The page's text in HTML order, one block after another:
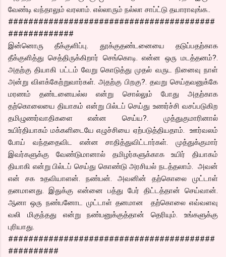
வேண்டி வந்தாலும் வரலாம். எல்லாரும் நல்லா சாப்ட்டு தயாராவுங்க..
#########################################
#############
இன்னொரு தீக்குளிப்பு. தூக்குதண்டனையை தடுப்பதற்காக
தீக்குளித்து செத்திருக்கிறார் செங்கொடி. என்ன ஒரு மடத்தனம்?.
அதற்கு தியாகி பட்டம் வேறு கொடுத்து முதல் வருட நினைவு நாள்
அன்று விளக்கேற்றுவார்கள். அதற்கு பிறகு?. தவறு செய்தவனுக்கே
மரணம் தண்டனையல்ல என்று சொல்லும் போது அதற்காக
தற்கொலையை தியாகம் என்று பில்டப் செய்து உணர்ச்சி வசப்படுகிற
தமிழுணர்வாதிகளை என்ன செய்ய?. முத்துகுமாரினால்
உயிர்தியாகம் மக்களிடையே எழுச்சியை ஏற்படுத்தியதாம். ஊர்வலம்
போய் வந்ததைவிட என்ன சாதித்துவிட்டார்கள். முத்துக்குமார்
இவர்களுக்கு வேண்டுமானால் தமிழர்களுக்காக உயிர் தியாகம்
தியாகி என்று பில்டப் செய்து கொண்டு அரசியல் நடத்தலாம். அவன்
என் சக உதவியாளன். நண்பன். அவனின் தற்கொலை முட்டாள்
தனமானது. இதுக்கு என்னை பத்து பேர் திட்டத்தான் செய்வான்.
ஆனா ஒரு நண்பனோட முட்டாள் தனமான தற்கொலை எவ்வளவு
வலி மிகுந்தது என்று நண்பனுக்குத்தான் தெரியும். உங்களுக்கு
புரியாது.
#########################################
##########